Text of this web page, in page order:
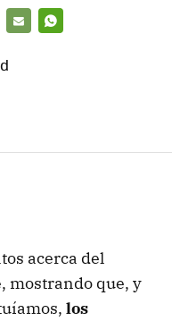
MAIL
acerca del
mostrando que, y
los